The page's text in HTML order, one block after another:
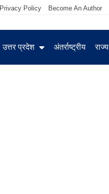
Privacy Policy Become An Author
उत्तर प्रदेश अंतर्राष्ट्रीय राज्य